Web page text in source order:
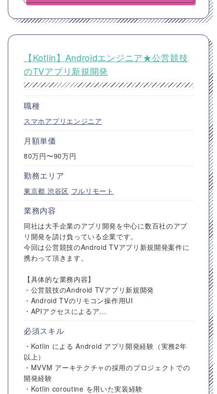
【Kotlin】Androidエンジニア★公営競技
のTVアプリ新規開発
職種
スマホアプリエンジニア
月額単価
80万円〜90万円
勤務エリア
東京都 渋谷区 フルリモート
業務内容
同社は大手企業のアプリ開発を中心に数百社のアプ
リ開発を請け負っている企業です。
今回は公営競技のAndroid TVアプリ新規開発案件に
携わって頂きます。
【具体的な業務内容】
・公営競技のAndroid TVアプリ新規開発
・Android TVのリモコン操作用UI
・APIアクセスによるア...
必須スキル
・Kotlin による Android アプリ開発経験（実務2年
以上）
・MVVM アーキテクチャの採用のプロジェクトでの
開発経験
・Kotlin coroutine を用いた実装経験